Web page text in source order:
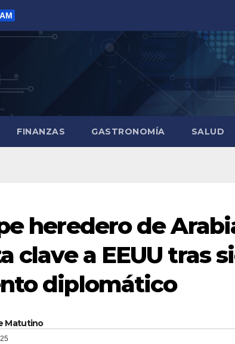
FINANZAS GASTRONOMÍA SALUD
heredero de
clave a EEUU tras
diplomático
Matutino